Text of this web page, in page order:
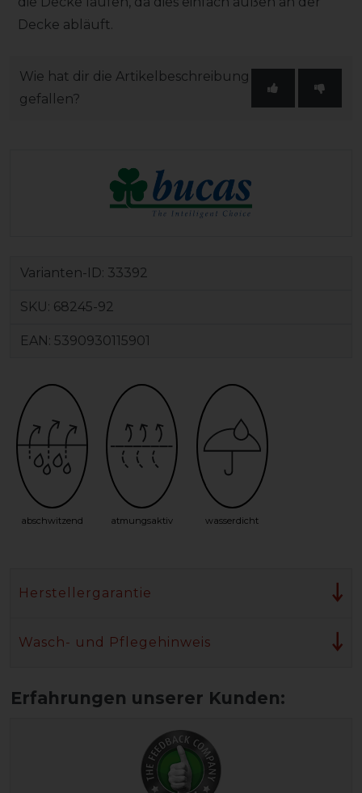
Decke abläuft.
Wie hat dir die Artikelbeschreibung
gefallen?
Varianten-ID: 33392
SKU: 68245-92
EAN: 5390930115901
abschwitzend atmungsaktiv wasserdicht
Herstellergarantie
Wasch- und Pflegehinweis